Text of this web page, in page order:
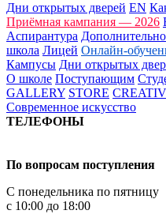
Дни открытых дверей EN
Приёмная кампания — 2026
Аспирантура
школа Лицей Онлайн-
Кампусы Дни открытых
О школе Поступающим
GALLERY STORE
Современное искусство
ТЕЛЕФОНЫ
По вопросам поступления
С понедельника по пятницу
с 10:00 до 18:00